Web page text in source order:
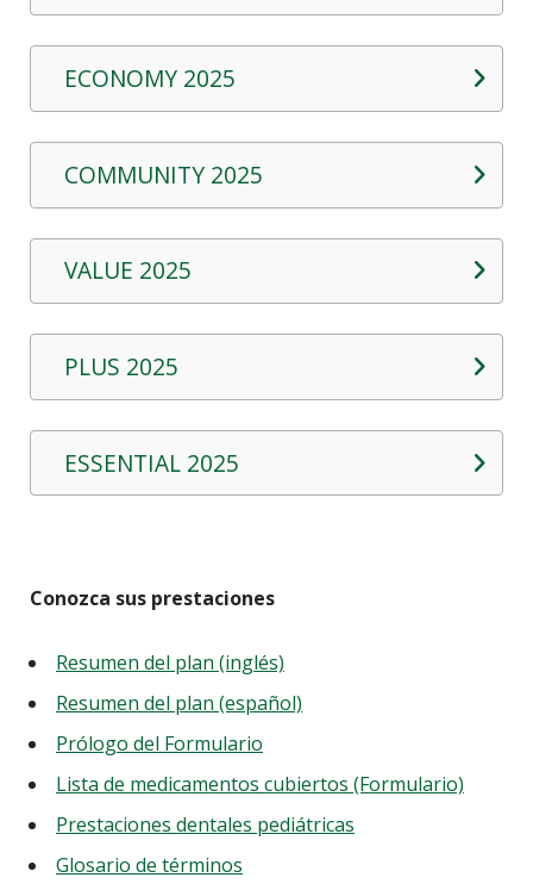
ECONOMY 2025
COMMUNITY 2025
VALUE 2025
PLUS 2025
ESSENTIAL 2025
Conozca sus prestaciones
Resumen del plan (inglés)
Resumen del plan (español)
Prólogo del Formulario
Lista de medicamentos cubiertos (Formulario)
Prestaciones dentales pediátricas
Glosario de términos